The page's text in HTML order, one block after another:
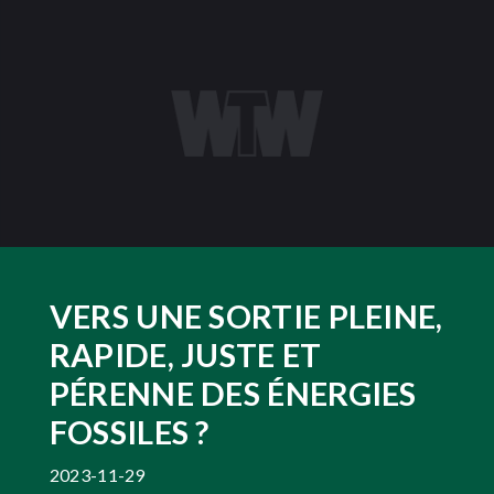
VERS UNE SORTIE PLEINE,
RAPIDE, JUSTE ET
PÉRENNE DES ÉNERGIES
FOSSILES ?
2023-11-29